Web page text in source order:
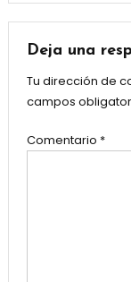
Deja una
Tu dirección de
campos
Comentario *